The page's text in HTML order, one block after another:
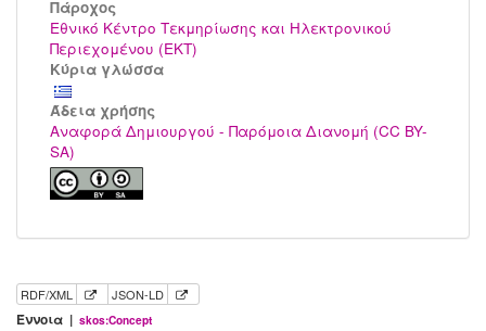
Πάροχος
Εθνικό Κέντρο Τεκμηρίωσης και Ηλεκτρονικού
Περιεχομένου (ΕΚΤ)
Κύρια γλώσσα
Άδεια χρήσης
Αναφορά Δημιουργού - Παρόμοια Διανομή (CC BY-
SA)
RDF/XML JSON-LD
Έννοια | skos:Concept